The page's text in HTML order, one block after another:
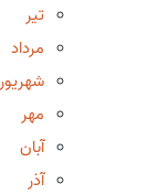
تیر
مرداد
شهریور
مهر
آبان
آذر